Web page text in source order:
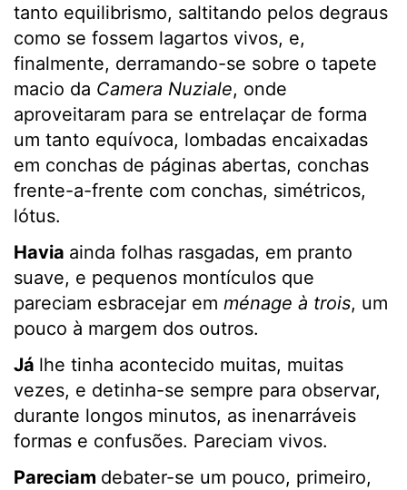
tanto equilibrismo, saltitando pelos degraus
como se fossem lagartos vivos, e,
finalmente, derramando-se sobre o tapete
macio da Camera Nuziale, onde
aproveitaram para se entrelaçar de forma
um tanto equívoca, lombadas encaixadas
em conchas de páginas abertas, conchas
frente-a-frente com conchas, simétricos,
lótus.
Havia ainda folhas rasgadas, em pranto
suave, e pequenos montículos que
pareciam esbracejar em ménage à trois, um
pouco à margem dos outros.
Já lhe tinha acontecido muitas, muitas
vezes, e detinha-se sempre para observar,
durante longos minutos, as inenarráveis
formas e confusões. Pareciam vivos.
Pareciam debater-se um pouco, primeiro,